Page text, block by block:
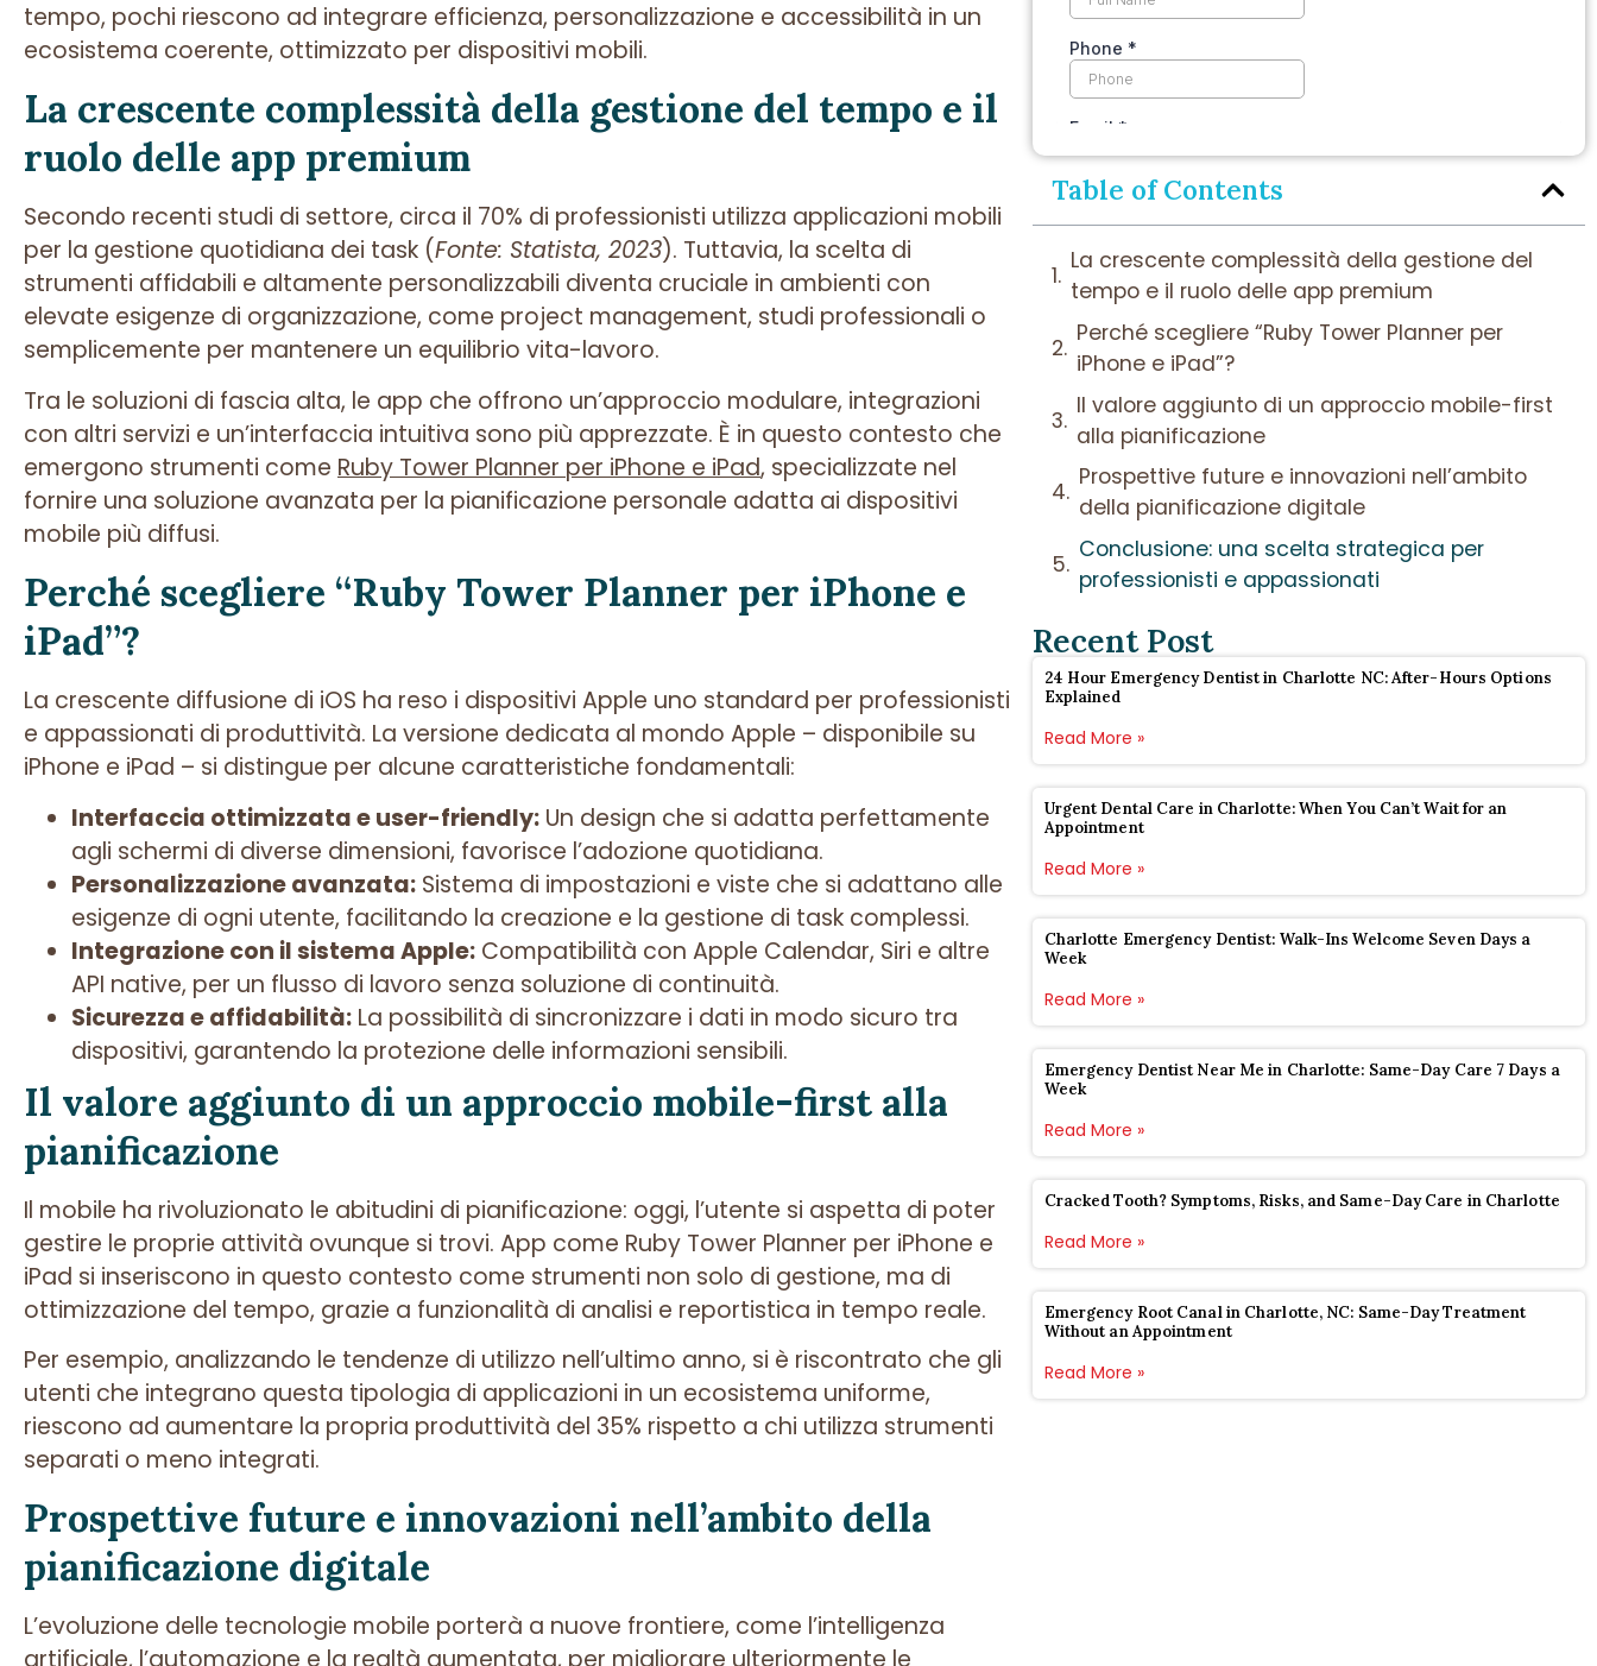
tempo, pochi riescono ad integrare efficienza, personalizzazione e accessibilità in un
ecosistema coerente, ottimizzato per dispositivi mobili.
La crescente complessità della gestione del tempo e il
ruolo delle app premium
Secondo recenti studi di settore, circa il 70% di professionisti utilizza applicazioni mobili
per la gestione quotidiana dei task (Fonte: Statista, 2023). Tuttavia, la scelta di
strumenti affidabili e altamente personalizzabili diventa cruciale in ambienti con
elevate esigenze di organizzazione, come project management, studi professionali o
semplicemente per mantenere un equilibrio vita-lavoro.
Tra le soluzioni di fascia alta, le app che offrono un’approccio modulare, integrazioni
con altri servizi e un’interfaccia intuitiva sono più apprezzate. È in questo contesto che
emergono strumenti come Ruby Tower Planner per iPhone e iPad, specializzate nel
fornire una soluzione avanzata per la pianificazione personale adatta ai dispositivi
mobile più diffusi.
Perché scegliere “Ruby Tower Planner per iPhone e
iPad”?
La crescente diffusione di iOS ha reso i dispositivi Apple uno standard per professionisti
e appassionati di produttività. La versione dedicata al mondo Apple – disponibile su
iPhone e iPad – si distingue per alcune caratteristiche fondamentali:
Interfaccia ottimizzata e user-friendly: Un design che si adatta perfettamente
agli schermi di diverse dimensioni, favorisce l’adozione quotidiana.
Personalizzazione avanzata: Sistema di impostazioni e viste che si adattano alle
esigenze di ogni utente, facilitando la creazione e la gestione di task complessi.
Integrazione con il sistema Apple: Compatibilità con Apple Calendar, Siri e altre
API native, per un flusso di lavoro senza soluzione di continuità.
Sicurezza e affidabilità: La possibilità di sincronizzare i dati in modo sicuro tra
dispositivi, garantendo la protezione delle informazioni sensibili.
Il valore aggiunto di un approccio mobile-first alla
pianificazione
Il mobile ha rivoluzionato le abitudini di pianificazione: oggi, l’utente si aspetta di poter
gestire le proprie attività ovunque si trovi. App come Ruby Tower Planner per iPhone e
iPad si inseriscono in questo contesto come strumenti non solo di gestione, ma di
ottimizzazione del tempo, grazie a funzionalità di analisi e reportistica in tempo reale.
Per esempio, analizzando le tendenze di utilizzo nell’ultimo anno, si è riscontrato che gli
utenti che integrano questa tipologia di applicazioni in un ecosistema uniforme,
riescono ad aumentare la propria produttività del 35% rispetto a chi utilizza strumenti
separati o meno integrati.
Prospettive future e innovazioni nell’ambito della
pianificazione digitale
L’evoluzione delle tecnologie mobile porterà a nuove frontiere, come l’intelligenza
Table of Contents
La crescente complessità della gestione del
tempo e il ruolo delle app premium
Perché scegliere “Ruby Tower Planner per
iPhone e iPad”?
Il valore aggiunto di un approccio mobile-first
alla pianificazione
Prospettive future e innovazioni nell’ambito
della pianificazione digitale
Conclusione: una scelta strategica per
professionisti e appassionati
Recent Post
24 Hour Emergency Dentist in Charlotte NC: After-Hours Options
Explained
Read More »
Urgent Dental Care in Charlotte: When You Can’t Wait for an
Appointment
Read More »
Charlotte Emergency Dentist: Walk-Ins Welcome Seven Days a
Week
Read More »
Emergency Dentist Near Me in Charlotte: Same-Day Care 7 Days a
Week
Read More »
Cracked Tooth? Symptoms, Risks, and Same-Day Care in Charlotte
Read More »
Emergency Root Canal in Charlotte, NC: Same-Day Treatment
Without an Appointment
Read More »